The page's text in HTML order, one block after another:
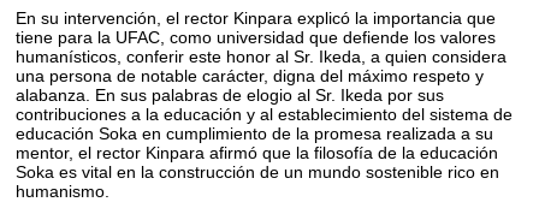
En su intervención, el rector Kinpara explicó la importancia que
tiene para la UFAC, como universidad que defiende los valores
humanísticos, conferir este honor al Sr. Ikeda, a quien considera
una persona de notable carácter, digna del máximo respeto y
alabanza. En sus palabras de elogio al Sr. Ikeda por sus
contribuciones a la educación y al establecimiento del sistema de
educación Soka en cumplimiento de la promesa realizada a su
mentor, el rector Kinpara afirmó que la filosofía de la educación
Soka es vital en la construcción de un mundo sostenible rico en
humanismo.